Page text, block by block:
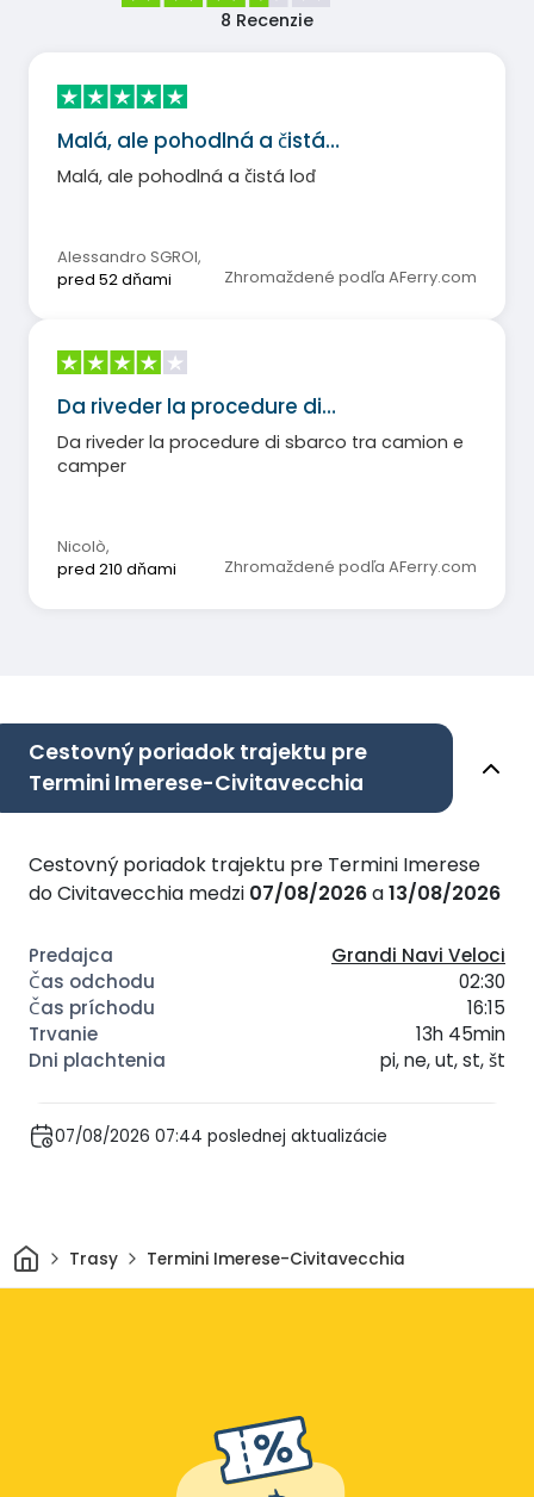
8 Recenzie
Malá, ale pohodlná a čistá…
Malá, ale pohodlná a čistá loď
Alessandro SGROI,
pred 52 dňami
Zhromaždené podľa AFerry.com
Da riveder la procedure di…
Da riveder la procedure di sbarco tra camion e
camper
Nicolò,
pred 210 dňami
Zhromaždené podľa AFerry.com
Cestovný poriadok trajektu pre
Termini Imerese-Civitavecchia
Cestovný poriadok trajektu pre Termini Imerese
do Civitavecchia medzi 07/08/2026a13/08/2026
Grandi Navi Veloci
02:30
16:15
13h 45min
pi, ne, ut, st, št
07/08/2026 07:44 poslednej aktualizácie
Domov
Trasy Termini Imerese-Civitavecchia